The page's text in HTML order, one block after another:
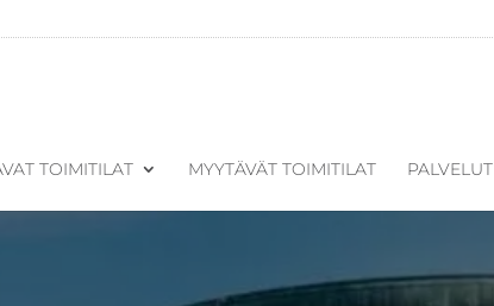
TOIMITILAT MYYTÄVÄT TOIMITILAT PALVELUT